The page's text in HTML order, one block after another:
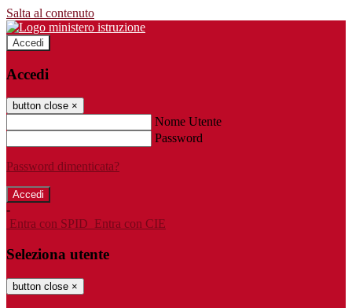
Salta al contenuto
Accedi
Accedi
button close ×
Nome Utente
Password
Password dimenticata?
-
Entra con SPID Entra con CIE
Seleziona utente
button close ×